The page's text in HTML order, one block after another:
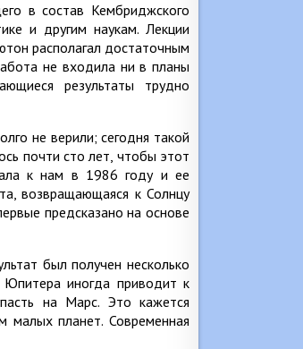
в состав Кембриджского
и другим наукам. Лекции
располагал достаточным
не входила ни в планы
результаты трудно
не верили; сегодня такой
почти сто лет, чтобы этот
к нам в 1986 году и ее
возвращающаяся к Солнцу
предсказано на основе
был получен несколько
иногда приводит к
на Марс. Это кажется
малых планет. Современная